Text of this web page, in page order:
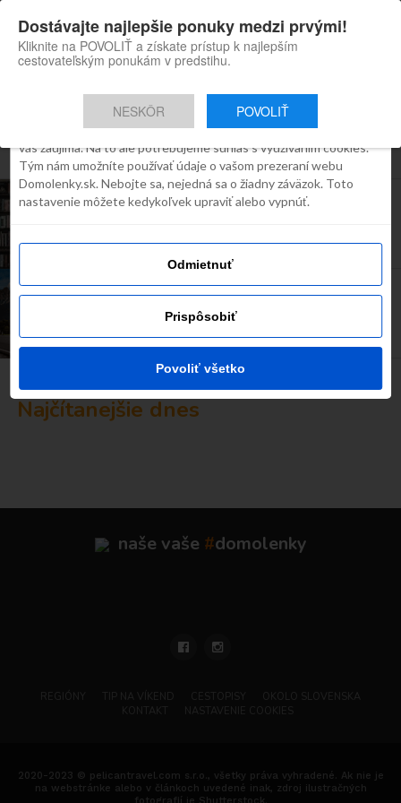
Domolenky appka
Skvelé tipy na cestovanie po
Slovensku
Inštaluj
Všetky príspevky týkajúce sa "knihy"
SLOVENSKO
INŠPIRÁCIE
Najčítanejšie dnes
naše vaše #domolenky
2020-2023 © pelicantravel.com s.r.o., všetky práva vyhradené. Ak nie je
na webstránke alebo v článkoch uvedené inak, zdroj ilustračných
Súhlas Detaily O cookies
Robíme všetko preto, aby sme vám zobrazovali iba obsah, ktorý
vás zaujíma. Na to ale potrebujeme súhlas s využívaním cookies.
Tým nám umožníte používať údaje o vašom prezeraní webu
Domolenky.sk. Nebojte sa, nejedná sa o žiadny záväzok. Toto
nastavenie môžete kedykoľvek upraviť alebo vypnúť.
Odmietnuť
Prispôsobiť
Povoliť všetko
Dostávajte najlepšie ponuky medzi prvými!
Kliknite na POVOLIŤ a získate prístup k najlepším
cestovateľským ponukám v predstihu.
NESKÔR POVOLIŤ